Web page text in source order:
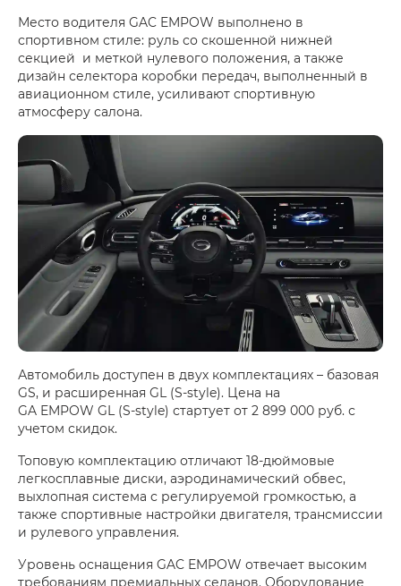
Место водителя GAC EMPOW выполнено в
спортивном стиле: руль со скошенной нижней
секцией и меткой нулевого положения, а также
дизайн селектора коробки передач, выполненный в
авиационном стиле, усиливают спортивную
атмосферу салона.
Автомобиль доступен в двух комплектациях – базовая
GS, и расширенная GL (S-style). Цена на
GA EMPOW GL (S-style) стартует от 2 899 000 руб. с
учетом скидок.
Топовую комплектацию отличают 18-дюймовые
легкосплавные диски, аэродинамический обвес,
выхлопная система с регулируемой громкостью, а
также спортивные настройки двигателя, трансмиссии
и рулевого управления.
Уровень оснащения GAC EMPOW отвечает высоким
требованиям премиальных седанов. Оборудование